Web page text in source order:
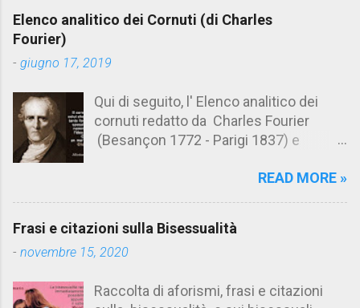
e
n
t
Elenco analitico dei Cornuti (di Charles
Fourier)
- giugno 17, 2019
Qui di seguito, l' Elenco analitico dei
cornuti redatto da Charles Fourier
(Besançon 1772 - Parigi 1837) e
Aforismario trovi anche una raccolta di
cornuto pretenzioso: colui che ritiene
sua moglie tanto fortunata, per averlo
ammettere l'idea del tradimento. Ciò lo
READ MORE »
Frasi e citazioni sulla Bisessualità
- novembre 15, 2020
Raccolta di aforismi, frasi e citazioni